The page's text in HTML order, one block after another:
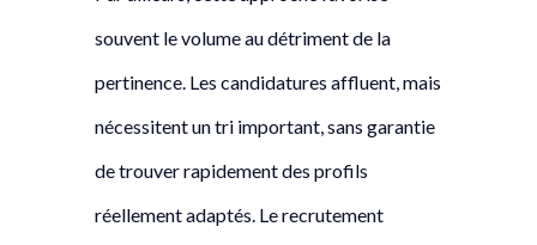
souvent le volume au détriment de la
pertinence. Les candidatures affluent, mais
nécessitent un tri important, sans garantie
de trouver rapidement des profils
réellement adaptés. Le recrutement